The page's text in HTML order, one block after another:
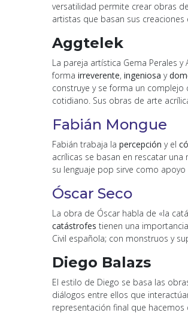
versatilidad permite crear obras
artistas que basan sus creaciones
Aggtelek
La pareja artística Gema Perales
forma irreverente, ingeniosa y
construye y se forma un
cotidiano. Sus obras de arte
Fabián Mongue
Fabián trabaja la percepción y el
acrílicas se basan en rescatar
su lenguaje pop sirve como
Óscar Seco
La obra de Óscar habla de «la
catástrofes tienen una
Civil española; con monstruos y
Diego Balazs
El estilo de Diego se basa las
diálogos entre ellos que
representación final que